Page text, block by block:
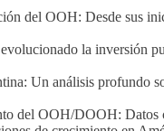
del OOH: Desde sus
la inversión
Un análisis profundo
del OOH/DOOH: